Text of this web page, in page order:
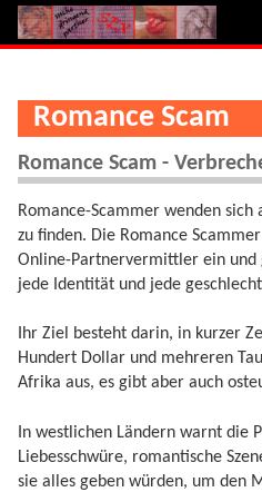
Romance Scam
Romance Scam -
Romance-Scammer wenden
zu finden. Die Romance
Online-Partnervermittler ein und
jede Identität und jede
Ihr Ziel besteht darin, in kurzer
Hundert Dollar und mehreren
Afrika aus, es gibt aber auch
In westlichen Ländern warnt die
Liebesschwüre, romantische
sie alles geben würden, um den